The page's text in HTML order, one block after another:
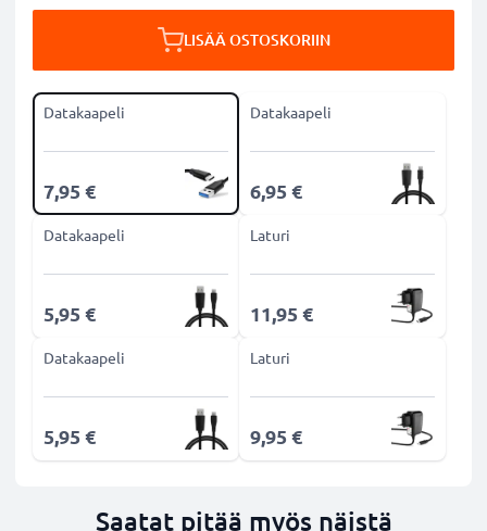
LISÄÄ OSTOSKORIIN
Datakaapeli
7,95 €
Datakaapeli
6,95 €
Datakaapeli
5,95 €
Laturi
11,95 €
Datakaapeli
5,95 €
Laturi
9,95 €
Saatat pitää myös näistä